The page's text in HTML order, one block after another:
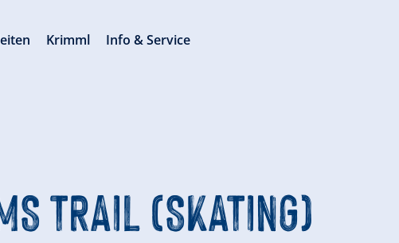
TRAIL (SKATING)
Krimml Info & Service